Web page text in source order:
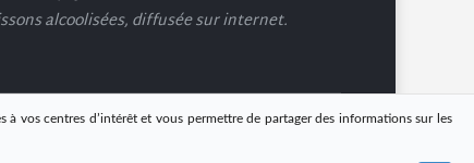
alcoolisées, diffusée sur internet.
vos centres d’intérêt et vous permettre de partager des informations sur les